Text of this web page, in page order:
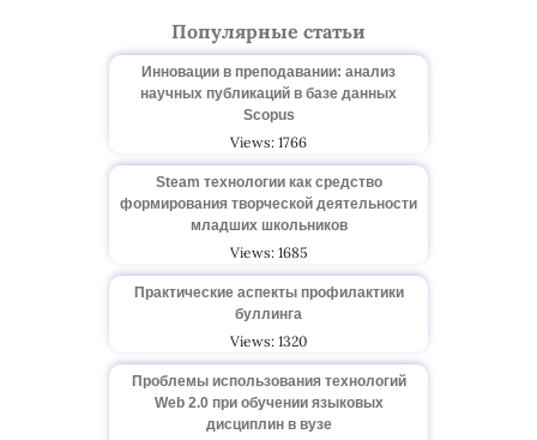
Популярные статьи
Инновации в преподавании: анализ
научных публикаций в базе данных
Scopus
Views: 1766
Steam технологии как средство
формирования творческой деятельности
младших школьников
Views: 1685
Практические аспекты профилактики
буллинга
Views: 1320
Проблемы использования технологий
Web 2.0 при обучении языковых
дисциплин в вузе